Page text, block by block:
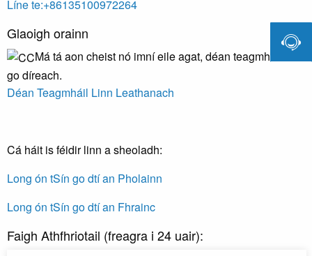
Líne te:+86135100972264
Glaoigh orainn
Má tá aon cheist nó imní eile agat, déan teagmháil linn
go díreach.
Déan Teagmháil Linn Leathanach
Cá háit is féidir linn a sheoladh:
Long ón tSín go dtí an Pholainn
Long ón tSín go dtí an Fhrainc
Faigh Athfhriotail (freagra i 24 uair):
